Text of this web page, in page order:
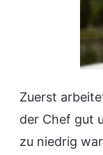
Zuerst
der Chef gut
zu niedrig